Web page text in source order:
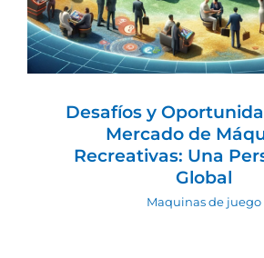
Desafíos y
Mercado de
Recreativas: Una
Global
Maquinas de juego